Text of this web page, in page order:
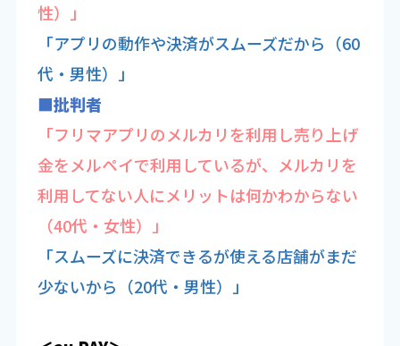
性）」
「アプリの動作や決済がスムーズだから（60
代・男性）」
■批判者
「フリマアプリのメルカリを利用し売り上げ
金をメルペイで利用しているが、メルカリを
利用してない人にメリットは何かわからない
（40代・女性）」
「スムーズに決済できるが使える店舗がまだ
少ないから（20代・男性）」